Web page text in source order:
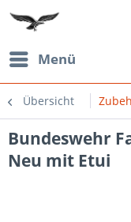
Menü
Übersicht
Bundeswehr
Neu mit Etui